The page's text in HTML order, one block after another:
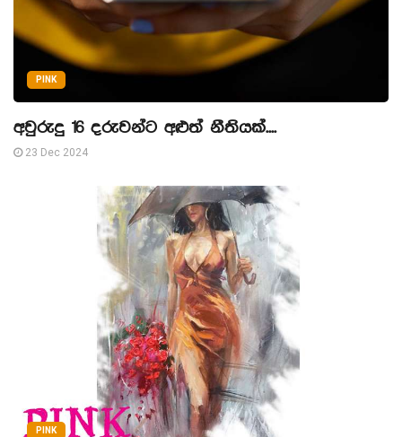
PINK
අවුරුදු 16 දරුවන්ට අළුත් නීතියක්....
23 Dec 2024
PINK